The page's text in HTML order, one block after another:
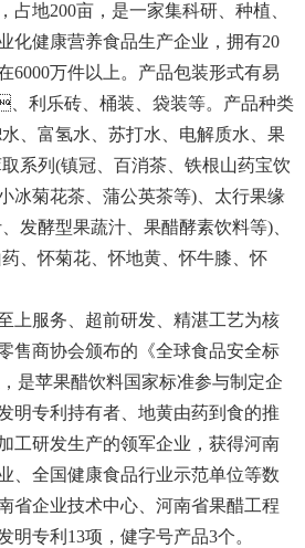
占地200亩，是一家集科研、种植、
业化健康营养食品生产企业，拥有20
在6000万件以上。产品包装形式有易
利乐砖、桶装、袋装等。产品种类
、富氢水、苏打水、电解质水、果
系列(镇冠、百消茶、铁根山药宝饮
冰菊花茶、蒲公英茶等)、太行果缘
、发酵型果蔬汁、果醋酵素饮料等)、
怀菊花、怀地黄、怀牛膝、怀
服务、超前研发、精湛工艺为核
售商协会颁布的《全球食品安全标
，是苹果醋饮料国家标准参与制定企
明专利持有者、地黄由药到食的推
工研发生产的领军企业，获得河南
、全国健康食品行业示范单位等数
省企业技术中心、河南省果醋工程
专利13项，健字号产品3个。